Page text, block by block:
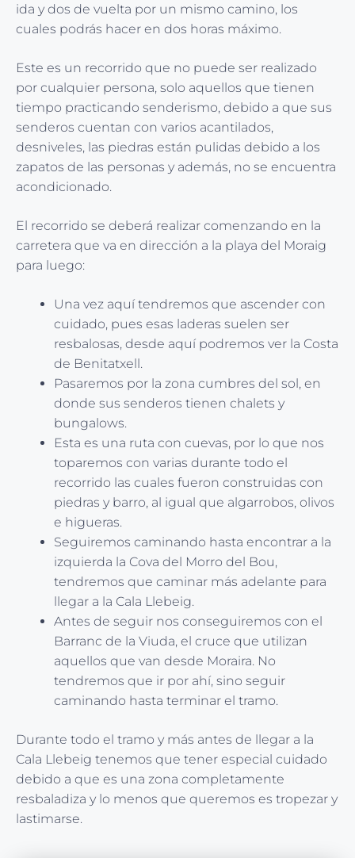
ida y dos de vuelta por un mismo camino, los
cuales podrás hacer en dos horas máximo.
Este es un recorrido que no puede ser realizado
por cualquier persona, solo aquellos que tienen
tiempo practicando senderismo, debido a que sus
senderos cuentan con varios acantilados,
desniveles, las piedras están pulidas debido a los
zapatos de las personas y además, no se encuentra
acondicionado.
El recorrido se deberá realizar comenzando en la
carretera que va en dirección a la playa del Moraig
para luego:
Una vez aquí tendremos que ascender con
cuidado, pues esas laderas suelen ser
resbalosas, desde aquí podremos ver la Costa
de Benitatxell.
Pasaremos por la zona cumbres del sol, en
donde sus senderos tienen chalets y
bungalows.
Esta es una ruta con cuevas, por lo que nos
toparemos con varias durante todo el
recorrido las cuales fueron construidas con
piedras y barro, al igual que algarrobos, olivos
e higueras.
Seguiremos caminando hasta encontrar a la
izquierda la Cova del Morro del Bou,
tendremos que caminar más adelante para
llegar a la Cala Llebeig.
Antes de seguir nos conseguiremos con el
Barranc de la Viuda, el cruce que utilizan
aquellos que van desde Moraira. No
tendremos que ir por ahí, sino seguir
caminando hasta terminar el tramo.
Durante todo el tramo y más antes de llegar a la
Cala Llebeig tenemos que tener especial cuidado
debido a que es una zona completamente
resbaladiza y lo menos que queremos es tropezar y
lastimarse.